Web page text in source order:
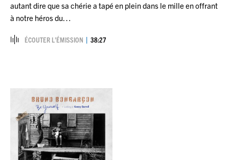
autant dire que sa chérie a tapé en plein dans le mille en offrant
à notre héros du…
ÉCOUTER L’ÉMISSION 38:27